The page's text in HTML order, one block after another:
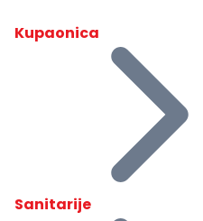
Kupaonica
Sanitarije